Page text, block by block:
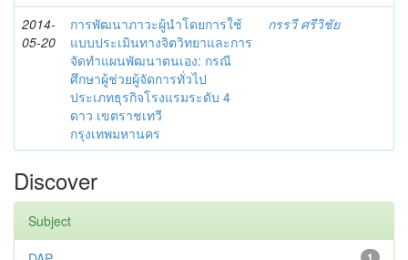
2014-
05-20
การพัฒนาภาวะผู้นำโดยการใช้
แบบประเมินทางจิตวิทยาและการ
จัดทำแผนพัฒนาตนเอง: กรณี
ศึกษาผู้ช่วยผู้จัดการทั่วไป
ประเภทธุรกิจโรงแรมระดับ 4
ดาว เขตราชเทวี
กรุงเทพมหานคร
กรรวี ศรีวิชัย
Discover
Subject